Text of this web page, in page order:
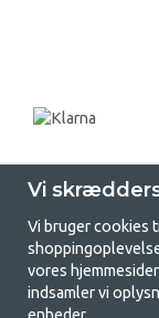
Vi
Vi bruger cookies
vores
indsamler vi